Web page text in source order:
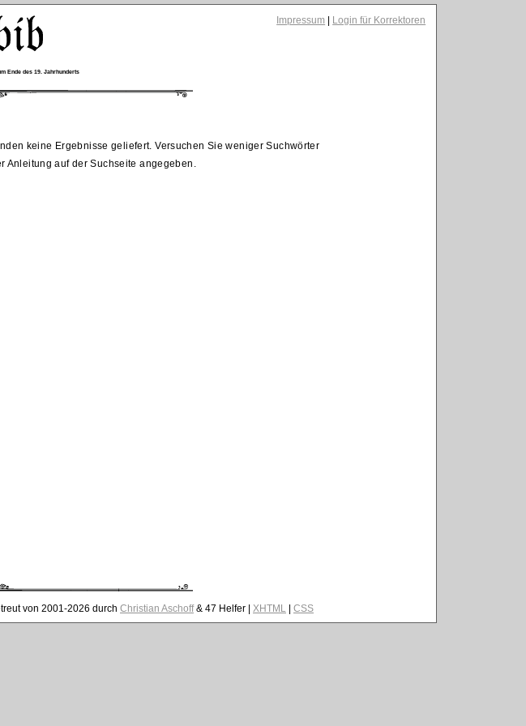
Impressum Login für Korrektoren
Ende des 19. Jahrhunderts
keine Ergebnisse geliefert. Versuchen Sie weniger Suchwörter
Anleitung auf der Suchseite angegeben.
von 2001-2026 durch Christian Aschoff& 47 Helfer | XHTML| CSS